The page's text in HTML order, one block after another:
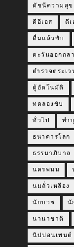
ดัชนีความสุข
ดีอีเอส ดี
ดื่มแล้วขับ
ตะวันออกกล
ตำรวจตระเ
ตู้อัตโนมัติ
ทดลองขับ
ทั่วไป ทำ
ธนาคารโลก
ธรรมาภิบาล
นครพนม
นมถั่วเหลือง
นักบวช นั
นานาชาติ
นิปปอนเพนต์